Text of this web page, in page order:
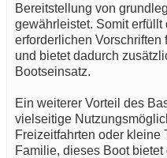
Bereitstellung von
gewährleistet. Somit
erforderlichen Vorschriften
und bietet dadurch
Bootseinsatz.
Ein weiterer Vorteil des
vielseitige
Freizeitfahrten oder kleine
Familie, dieses Boot